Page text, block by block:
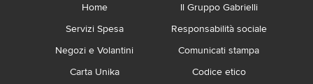
Home
Servizi Spesa
Negozi e Volantini
Carta Unika
Il Gruppo Gabrielli
Responsabilità sociale
Comunicati stampa
Codice etico